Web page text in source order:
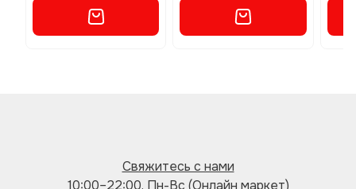
Свяжитесь с нами
10:00–22:00, Пн-Вс (Онлайн маркет)